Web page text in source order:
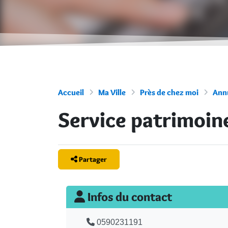
Accueil Ma Ville Près de chez moi
Service
Partager
Infos du contact
Téléphone
0590231191